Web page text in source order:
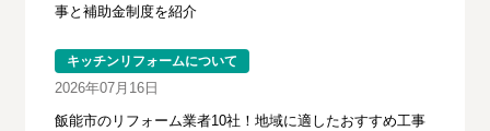
事と補助金制度を紹介
キッチンリフォームについて
2026年07月16日
飯能市のリフォーム業者10社！地域に適したおすすめ工事